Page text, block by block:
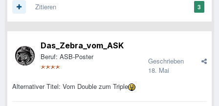
3
Zitieren
Das_Zebra_vom_ASK
Beruf: ASB-Poster
Geschrieben
18. Mai
Alternativer Titel: Vom Double zum Triple